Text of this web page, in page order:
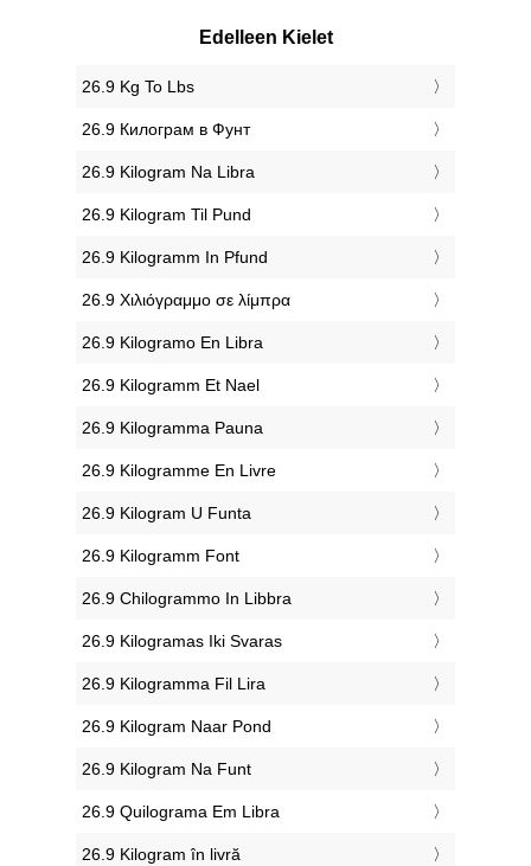
Edelleen Kielet
‎26.9 Kg To Lbs
‎26.9 Килограм в Фунт
‎26.9 Kilogram Na Libra
‎26.9 Kilogram Til Pund
‎26.9 Kilogramm In Pfund
‎26.9 Χιλιόγραμμο σε λίμπρα
‎26.9 Kilogramo En Libra
‎26.9 Kilogramm Et Nael
‎26.9 Kilogramma Pauna
‎26.9 Kilogramme En Livre
‎26.9 Kilogram U Funta
‎26.9 Kilogramm Font
‎26.9 Chilogrammo In Libbra
‎26.9 Kilogramas Iki Svaras
‎26.9 Kilogramma Fil Lira
‎26.9 Kilogram Naar Pond
‎26.9 Kilogram Na Funt
‎26.9 Quilograma Em Libra
‎26.9 Kilogram în livră